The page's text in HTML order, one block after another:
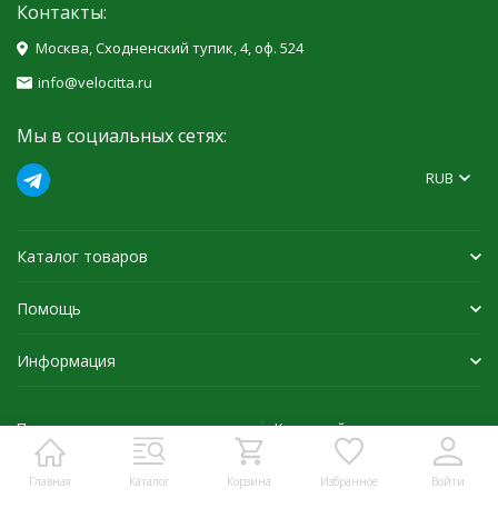
Главная Каталог Корзина Избранное Войти
Контакты:
Москва, Сходненский тупик, 4, оф. 524
info@velocitta.ru
Мы в социальных сетях:
RUB
Каталог товаров
Помощь
Информация
Политика персональных данных Карта сайта